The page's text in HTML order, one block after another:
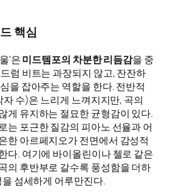
핵심
’은미드템포의 차분한 리듬감을 중
럼 비트는 과장되지 않고, 잔잔하
을 잡아주는 역할을 한다. 전반적
수)은 느리게 느껴지지만, 곡의
게 유지하는 절묘한 균형감이 있다.
는 포근한 질감의 피아노 선율과 어
한 아르페지오가 전면에서 감성적
다. 여기에 바이올린이나 첼로 같은
의 후반부로 갈수록 풍성함을 더하
섬세하게 어루만진다.